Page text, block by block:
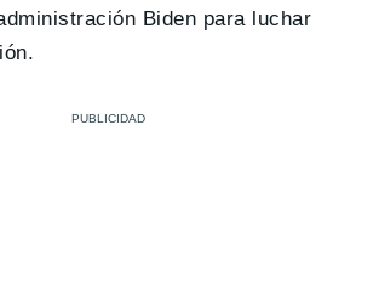
Biden para luchar